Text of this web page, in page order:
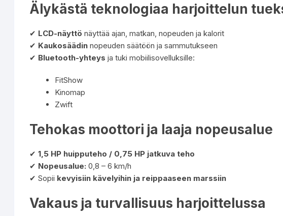
Älykästä teknologiaa harjoittelun
✔ LCD-näyttö näyttää ajan, matkan, nopeuden ja kalorit
✔ Kaukosäädin nopeuden säätöön ja sammutukseen
✔ Bluetooth-yhteys ja tuki mobiilisovelluksille:
FitShow
Kinomap
Zwift
Tehokas moottori ja laaja nopeusalue
✔ 1,5 HP huipputeho / 0,75 HP jatkuva teho
✔ Nopeusalue: 0,8 – 6 km/h
✔ Sopii kevyisiin kävelyihin ja reippaaseen marssiin
Vakaus ja turvallisuus harjoittelussa